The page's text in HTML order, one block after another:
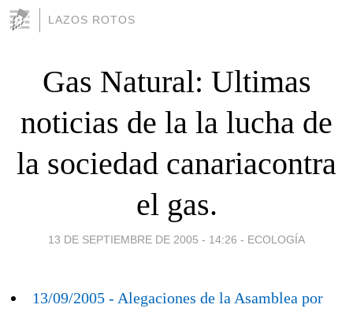
LAZOS ROTOS
Gas Natural: Ultimas
noticias de la la lucha de
la sociedad canariacontra
el gas.
13 DE SEPTIEMBRE DE 2005 - 14:26 - ECOLOGÍA
13/09/2005 - Alegaciones de la Asamblea por